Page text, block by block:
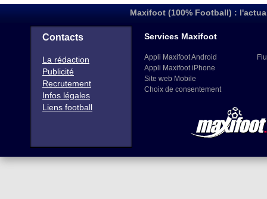
Maxifoot (100% Football) :
Contacts
La rédaction
Publicité
Recrutement
Infos légales
Liens football
Services Maxifoot
Appli Maxifoot Android
Appli Maxifoot iPhone
Site web Mobile
Choix de consentement